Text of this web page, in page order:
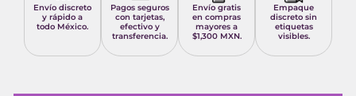
Envío discreto
y rápido a
todo México.
Pagos seguros
con tarjetas,
efectivo y
transferencia.
Envío gratis
en compras
mayores a
$1,300 MXN.
Empaque
discreto sin
etiquetas
visibles.